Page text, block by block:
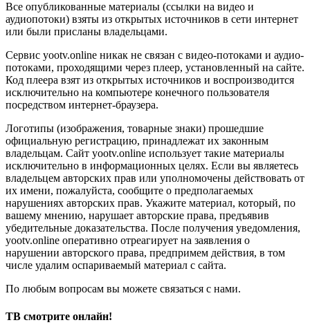
Все опубликованные материалы (ссылки на видео и
аудиопотоки) взяты из открытых источников в сети интернет
или были присланы владельцами.
Сервис yootv.online никак не связан с видео-потоками и аудио-
потоками, проходящими через плеер, установленный на сайте.
Код плеера взят из открытых источников и воспроизводится
исключительно на компьютере конечного пользователя
посредством интернет-браузера.
Логотипы (изображения, товарные знаки) прошедшие
официальную регистрацию, принадлежат их законным
владельцам. Сайт yootv.online использует такие материалы
исключительно в информационных целях. Если вы являетесь
владельцем авторских прав или уполномочены действовать от
их имени, пожалуйста, сообщите о предполагаемых
нарушениях авторских прав. Укажите материал, который, по
вашему мнению, нарушает авторские права, предъявив
убедительные доказательства. После получения уведомления,
yootv.online оперативно отреагирует на заявления о
нарушении авторского права, предпримем действия, в том
числе удалим оспариваемый материал с сайта.
По любым вопросам вы можете связаться с нами.
ТВ смотрите онлайн!